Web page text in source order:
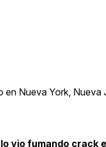
en Nueva York, Nueva
vio fumando crack